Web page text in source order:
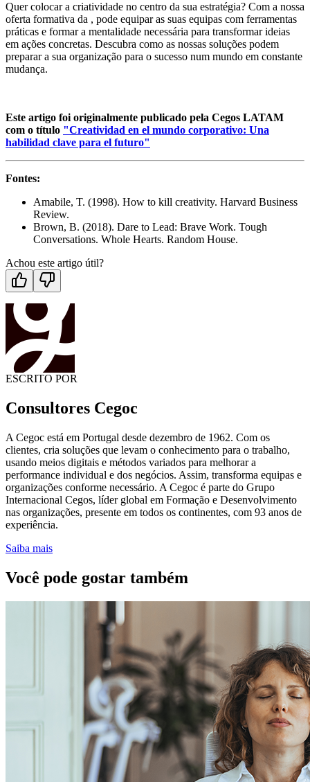
Quer colocar a criatividade no centro da sua estratégia? Com a nossa
oferta formativa da , pode equipar as suas equipas com ferramentas
práticas e formar a mentalidade necessária para transformar ideias
em ações concretas. Descubra como as nossas soluções podem
preparar a sua organização para o sucesso num mundo em constante
mudança.
Este artigo foi originalmente publicado pela Cegos LATAM
com o título "Creatividad en el mundo corporativo: Una
habilidad clave para el futuro"
Fontes:
Amabile, T. (1998). How to kill creativity. Harvard Business
Review.
Brown, B. (2018). Dare to Lead: Brave Work. Tough
Conversations. Whole Hearts. Random House.
Achou este artigo útil?
ESCRITO POR
Consultores Cegoc
A Cegoc está em Portugal desde dezembro de 1962. Com os
clientes, cria soluções que levam o conhecimento para o trabalho,
usando meios digitais e métodos variados para melhorar a
performance individual e dos negócios. Assim, transforma equipas e
organizações conforme necessário. A Cegoc é parte do Grupo
Internacional Cegos, líder global em Formação e Desenvolvimento
nas organizações, presente em todos os continentes, com 93 anos de
experiência.
Saiba mais
Você pode gostar também